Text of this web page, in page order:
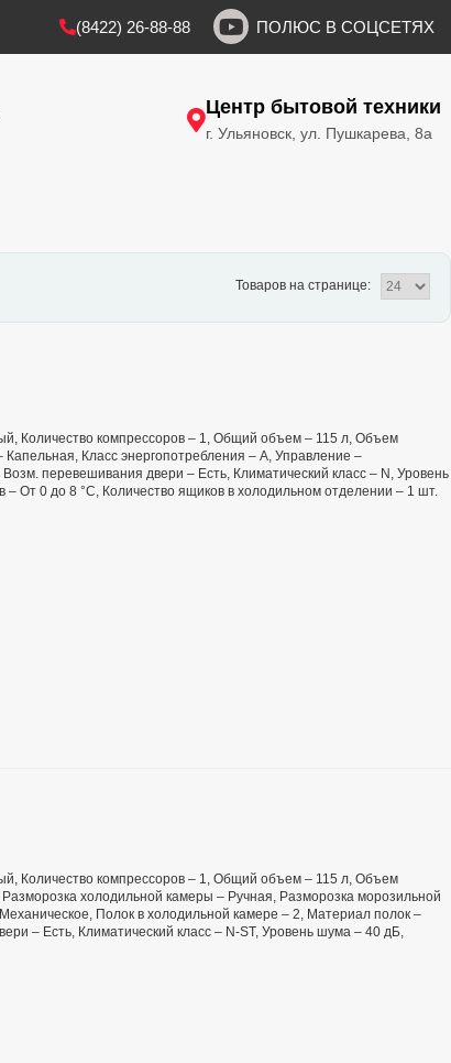
(8422) 26-88-88 ПОЛЮС В СОЦСЕТЯХ
Центр бытовой техники
г. Ульяновск, ул. Пушкарева, 8а
Товаров на странице:
Количество компрессоров – 1, Общий объем – 115 л, Объем
Класс энергопотребления – А, Управление –
перевешивания двери – Есть, Климатический класс – N, Уровень
От 0 до 8 °C, Количество ящиков в холодильном отделении – 1 шт.
Количество компрессоров – 1, Общий объем – 115 л, Объем
холодильной камеры – Ручная, Разморозка морозильной
Полок в холодильной камере – 2, Материал полок –
– Есть, Климатический класс – N-ST, Уровень шума – 40 дБ,